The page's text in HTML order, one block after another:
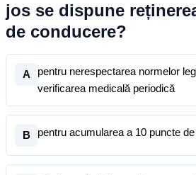
jos se dispune
de conducere?
A
pentru nerespectarea normelor
verificarea medicală periodică
B pentru acumularea a 10 puncte